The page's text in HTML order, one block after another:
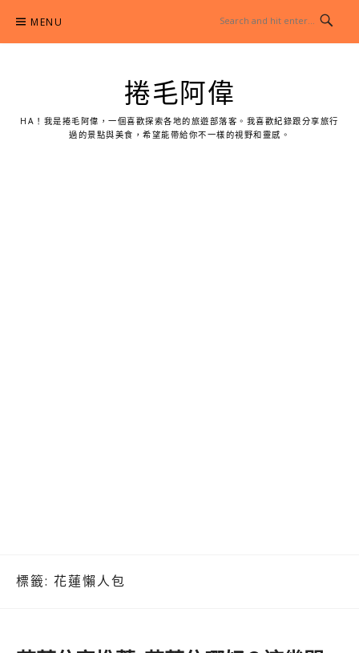
content
MENU
捲毛阿偉
HA！我是捲毛阿偉，一個喜歡探索各地的旅遊部落客。我喜歡紀錄跟分享旅行
過的景點與美食，希望能帶給你不一樣的視野和靈感。
標籤: 花蓮懶人包